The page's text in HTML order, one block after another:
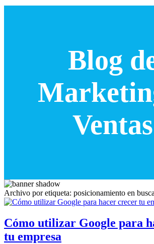
Blog
Ventas
Archivo por etiqueta: posicionamiento en
Cómo utilizar Google para
tu empresa